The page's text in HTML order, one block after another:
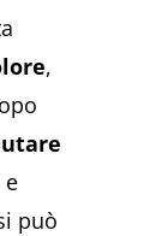
,
e
può